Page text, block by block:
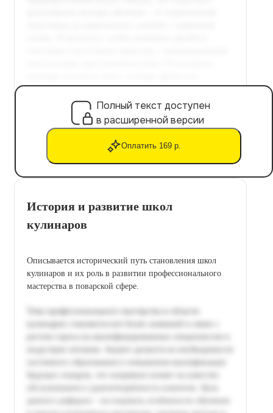
Полный текст доступен
в расширенной версии
Оплатить 169 р.
История и развитие школ
кулинаров
Описывается исторический путь становления школ
кулинаров и их роль в развитии профессионального
мастерства в поварской сфере.